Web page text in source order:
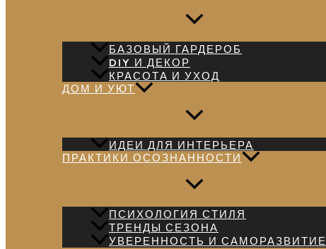
БАЗОВЫЙ ГАРДЕРОБ
DIY И ДЕКОР
КРАСОТА И УХОД
ДОМ И УЮТ
ИДЕИ ДЛЯ ИНТЕРЬЕРА
ПРАКТИКИ ОСОЗНАННОСТИ
ПСИХОЛОГИЯ СТИЛЯ
ТРЕНДЫ СЕЗОНА
УВЕРЕННОСТЬ И САМОРАЗВИТИЕ